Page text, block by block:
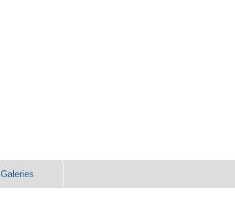
Galeries